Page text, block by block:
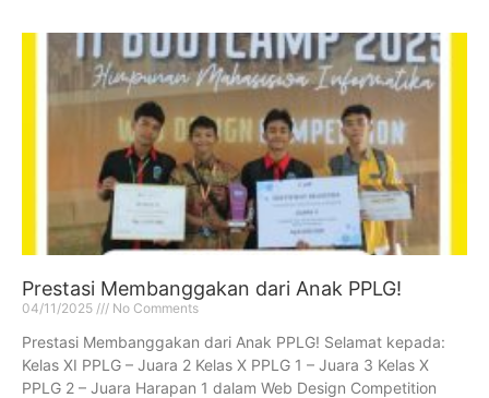
Prestasi Membanggakan dari Anak PPLG!
04/11/2025 No Comments
Prestasi Membanggakan dari Anak PPLG! Selamat kepada:
Kelas XI PPLG – Juara 2 Kelas X PPLG 1 – Juara 3 Kelas X
PPLG 2 – Juara Harapan 1 dalam Web Design Competition